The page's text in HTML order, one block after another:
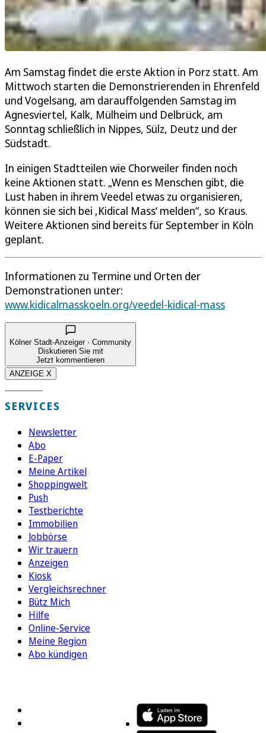
Am Samstag findet die erste Aktion in Porz statt. Am
Mittwoch starten die Demonstrierenden in Ehrenfeld
und Vogelsang, am darauffolgenden Samstag im
Agnesviertel, Kalk, Mülheim und Delbrück, am
Sonntag schließlich in Nippes, Sülz, Deutz und der
Südstadt.
In einigen Stadtteilen wie Chorweiler finden noch
keine Aktionen statt. „Wenn es Menschen gibt, die
Lust haben in ihrem Veedel etwas zu organisieren,
können sie sich bei ‚Kidical Mass‘ melden“, so Kraus.
Weitere Aktionen sind bereits für September in Köln
geplant.
Informationen zu Termine und Orten der
Demonstrationen unter:
www.kidicalmasskoeln.org/veedel-kidical-mass
Kölner Stadt-Anzeiger · Community
Diskutieren Sie mit
Jetzt kommentieren
ANZEIGE X
SERVICES
Newsletter
Abo
E-Paper
Meine Artikel
Shoppingwelt
Push
Testberichte
Immobilien
Jobbörse
Wir trauern
Anzeigen
Kiosk
Vergleichsrechner
Bütz Mich
Hilfe
Online-Service
Meine Region
Abo kündigen